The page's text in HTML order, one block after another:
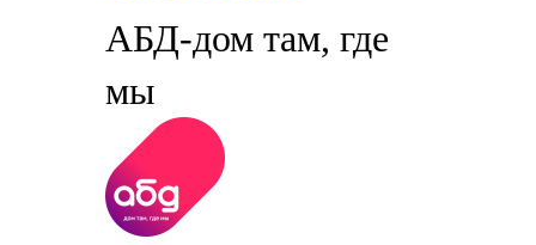
АБД-дом там, где
мы